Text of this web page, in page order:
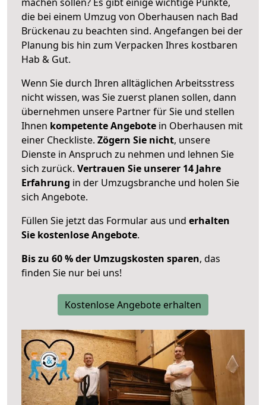
die bei einem Umzug von Oberhausen nach Bad
Brückenau zu beachten sind. Angefangen bei der
Planung bis hin zum Verpacken Ihres kostbaren
Hab & Gut.
Wenn Sie durch Ihren alltäglichen Arbeitsstress
nicht wissen, was Sie zuerst planen sollen, dann
übernehmen unsere Partner für Sie und stellen
Ihnen kompetente Angebote in Oberhausen mit
einer Checkliste. Zögern Sie nicht, unsere
Dienste in Anspruch zu nehmen und lehnen Sie
sich zurück. Vertrauen Sie unserer 14 Jahre
Erfahrung in der Umzugsbranche und holen Sie
sich Angebote.
Füllen Sie jetzt das Formular aus und erhalten
Sie kostenlose Angebote.
Bis zu 60 % der Umzugskosten sparen, das
finden Sie nur bei uns!
Kostenlose Angebote erhalten